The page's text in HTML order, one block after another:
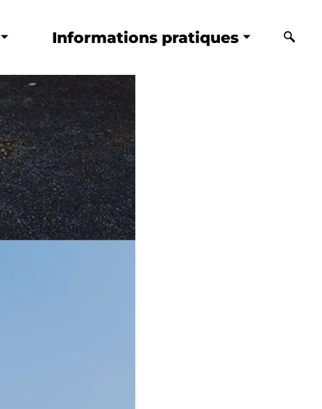
Informations pratiques